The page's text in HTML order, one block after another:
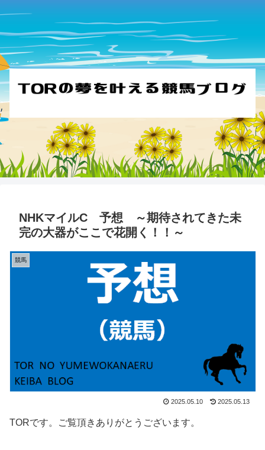
NHKマイルC 予想 ～期待されてきた未
完の大器がここで花開く！！～
競馬
2025.05.10 2025.05.13
TORです。ご覧頂きありがとうございます。